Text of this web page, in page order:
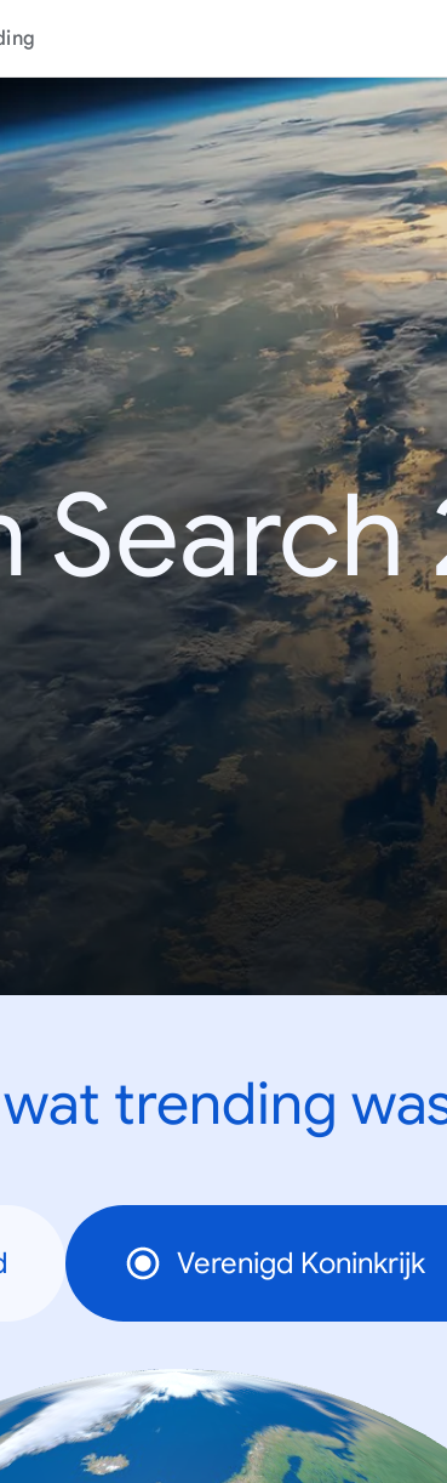
Search
trending
Verenigd Koninkrijk